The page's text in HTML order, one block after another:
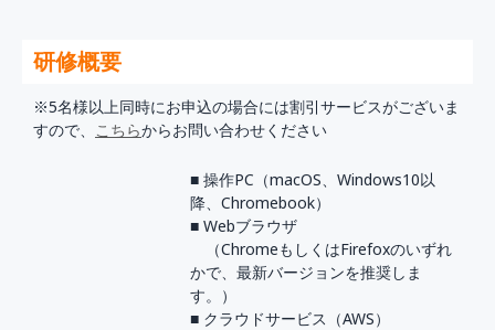
研修概要
※5名様以上同時にお申込の場合には割引サービスがございま
すので、 こちらからお問い合わせください
■ 操作PC（macOS、Windows10以
降、Chromebook）
■ Webブラウザ
（ChromeもしくはFirefoxのいずれ
かで、最新バージョンを推奨しま
す。）
■ クラウドサービス（AWS）